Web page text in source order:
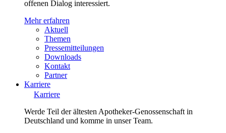
offenen Dialog interessiert.
Mehr erfahren
Aktuell
Themen
Pressemitteilungen
Downloads
Kontakt
Partner
Karriere
Karriere
Werde Teil der ältesten Apotheker-Genossenschaft in
Deutschland und komme in unser Team.